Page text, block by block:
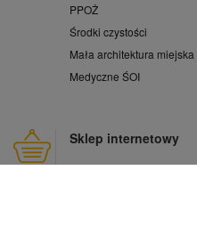
PPOŻ
Środki czystości
Mała architektura miejska
Medyczne ŚOI
Sklep internetowy